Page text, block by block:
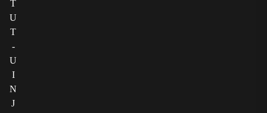
T
U
T
-
U
I
N
J